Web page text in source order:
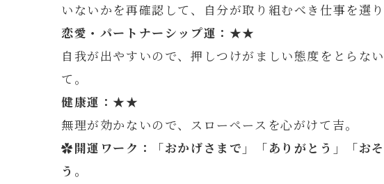
いないかを再確認して、自分が取り組むべき仕事を選り
恋愛・パートナーシップ運：★★
自我が出やすいので、押しつけがましい態度をとらな
て。
健康運：★★
無理が効かないので、スローペースを心がけて吉。
✿開運ワーク：「おかげさまで」「ありがとう」「お
う 。